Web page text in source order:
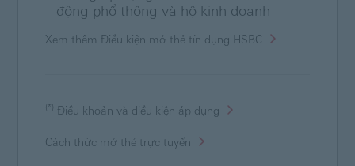
động phổ thông và hộ kinh doanh
Xem thêm Điều kiện mở thẻ tín dụng HSBC
(*) Điều khoản và điều kiện áp dụng
Cách thức mở thẻ trực tuyến